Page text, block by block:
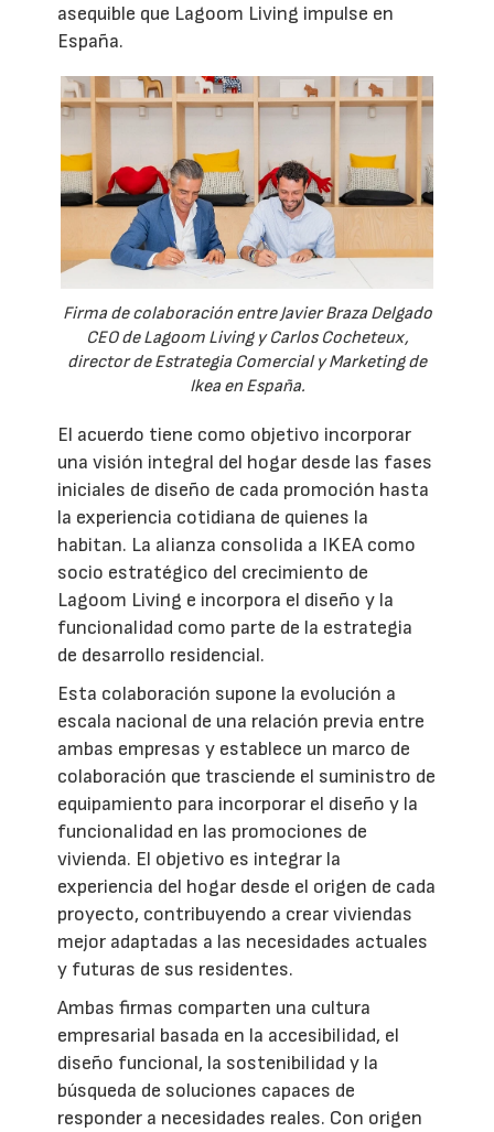
asequible que Lagoom Living impulse en
España.
Firma de colaboración entre Javier Braza Delgado
CEO de Lagoom Living y Carlos Cocheteux,
director de Estrategia Comercial y Marketing de
Ikea en España.
El acuerdo tiene como objetivo incorporar
una visión integral del hogar desde las fases
iniciales de diseño de cada promoción hasta
la experiencia cotidiana de quienes la
habitan. La alianza consolida a IKEA como
socio estratégico del crecimiento de
Lagoom Living e incorpora el diseño y la
funcionalidad como parte de la estrategia
de desarrollo residencial.
Esta colaboración supone la evolución a
escala nacional de una relación previa entre
ambas empresas y establece un marco de
colaboración que trasciende el suministro de
equipamiento para incorporar el diseño y la
funcionalidad en las promociones de
vivienda. El objetivo es integrar la
experiencia del hogar desde el origen de cada
proyecto, contribuyendo a crear viviendas
mejor adaptadas a las necesidades actuales
y futuras de sus residentes.
Ambas firmas comparten una cultura
empresarial basada en la accesibilidad, el
diseño funcional, la sostenibilidad y la
búsqueda de soluciones capaces de
responder a necesidades reales. Con origen